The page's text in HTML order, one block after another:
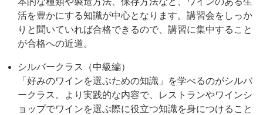
活を豊かにする知識が中心となります。講習会をしっか
りと聞いていれば合格できるので、講習に集中すること
が合格への近道。
シルバークラス（中級編）
「好みのワインを選ぶための知識」を学べるのがシルバ
ークラス。より実践的な内容で、レストランやワインシ
ョップでワインを選ぶ際に役立つ知識を身につけること